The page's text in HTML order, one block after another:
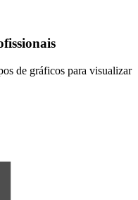
de gráficos para visualizar